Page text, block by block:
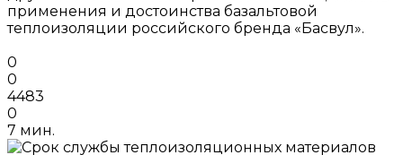
применения и достоинства базальтовой
теплоизоляции российского бренда «Басвул».
0
0
4483
0
7 мин.